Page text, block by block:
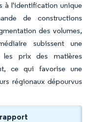
à l'identification unique
de constructions
des volumes,
subissent une
les prix des matières
ce qui favorise une
régionaux dépourvus